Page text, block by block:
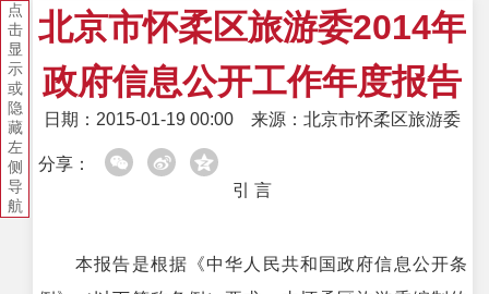
点
击
显
示
或
隐
藏
左
侧
导
航
北京市怀柔区旅游委2014年
政府信息公开工作年度报告
日期：2015-01-19 00:00 来源：北京市怀柔区旅游委
分享：
引 言
本报告是根据《中华人民共和国政府信息公开条